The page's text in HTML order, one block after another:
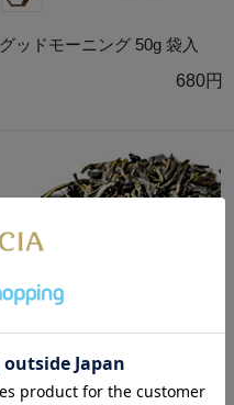
グッドモーニング 50g 袋入
680円